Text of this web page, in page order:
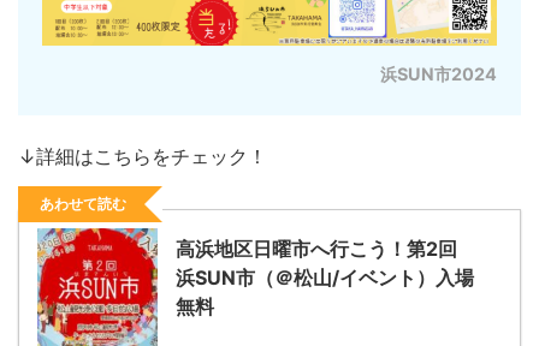
浜SUN市2024
↓詳細はこちらをチェック！
あわせて読む
高浜地区日曜市へ行こう！第2回
浜SUN市（＠松山/イベント）入場
無料